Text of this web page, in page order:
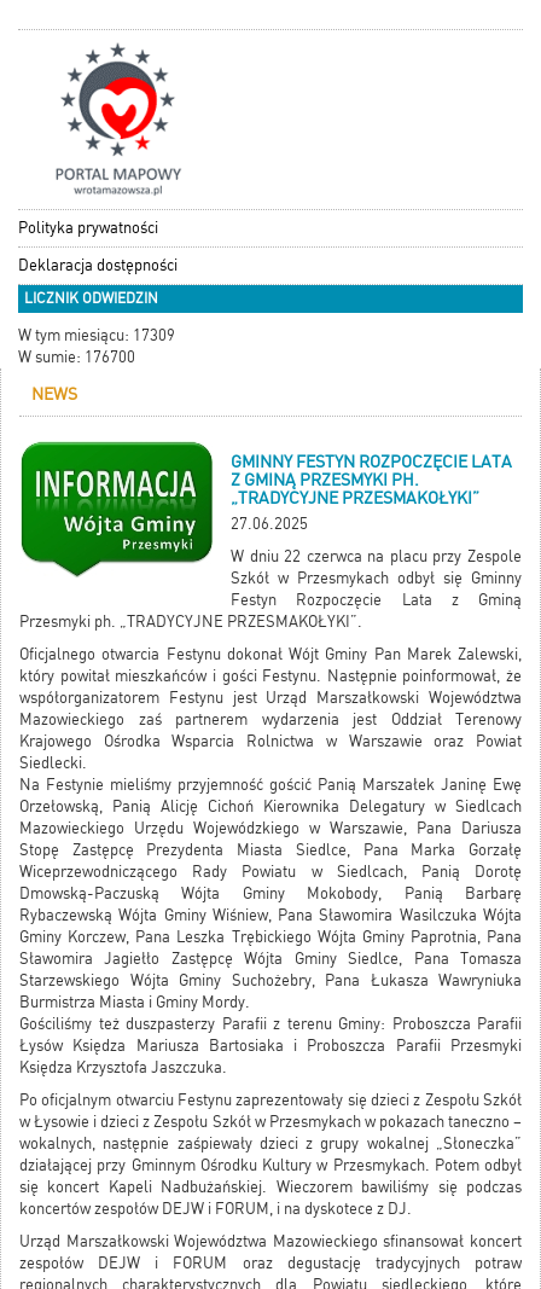
Polityka prywatności
Deklaracja dostępności
LICZNIK ODWIEDZIN
W tym miesiącu: 17309
W sumie: 176700
NEWS
GMINNY FESTYN ROZPOCZĘCIE LATA
Z GMINĄ PRZESMYKI PH.
„TRADYCYJNE PRZESMAKOŁYKI”
27.06.2025
W dniu 22 czerwca na placu przy Zespole
Szkół w Przesmykach odbył się Gminny
Festyn Rozpoczęcie Lata z Gminą
Przesmyki ph. „TRADYCYJNE PRZESMAKOŁYKI”.
Oficjalnego otwarcia Festynu dokonał Wójt Gminy Pan Marek Zalewski,
który powitał mieszkańców i gości Festynu. Następnie poinformował, że
współorganizatorem Festynu jest Urząd Marszałkowski Województwa
Mazowieckiego zaś partnerem wydarzenia jest Oddział Terenowy
Krajowego Ośrodka Wsparcia Rolnictwa w Warszawie oraz Powiat
Siedlecki.
Na Festynie mieliśmy przyjemność gościć Panią Marszałek Janinę Ewę
Orzełowską, Panią Alicję Cichoń Kierownika Delegatury w Siedlcach
Mazowieckiego Urzędu Wojewódzkiego w Warszawie, Pana Dariusza
Stopę Zastępcę Prezydenta Miasta Siedlce, Pana Marka Gorzałę
Wiceprzewodniczącego Rady Powiatu w Siedlcach, Panią Dorotę
Dmowską-Paczuską Wójta Gminy Mokobody, Panią Barbarę
Rybaczewską Wójta Gminy Wiśniew, Pana Sławomira Wasilczuka Wójta
Gminy Korczew, Pana Leszka Trębickiego Wójta Gminy Paprotnia, Pana
Sławomira Jagiełło Zastępcę Wójta Gminy Siedlce, Pana Tomasza
Starzewskiego Wójta Gminy Suchożebry, Pana Łukasza Wawryniuka
Burmistrza Miasta i Gminy Mordy.
Gościliśmy też duszpasterzy Parafii z terenu Gminy: Proboszcza Parafii
Łysów Księdza Mariusza Bartosiaka i Proboszcza Parafii Przesmyki
Księdza Krzysztofa Jaszczuka.
Po oficjalnym otwarciu Festynu zaprezentowały się dzieci z Zespołu Szkół
w Łysowie i dzieci z Zespołu Szkół w Przesmykach w pokazach taneczno –
wokalnych, następnie zaśpiewały dzieci z grupy wokalnej „Słoneczka”
działającej przy Gminnym Ośrodku Kultury w Przesmykach. Potem odbył
się koncert Kapeli Nadbużańskiej. Wieczorem bawiliśmy się podczas
koncertów zespołów DEJW i FORUM, i na dyskotece z DJ.
Urząd Marszałkowski Województwa Mazowieckiego sfinansował koncert
zespołów DEJW i FORUM oraz degustację tradycyjnych potraw
regionalnych charakterystycznych dla Powiatu siedleckiego, które